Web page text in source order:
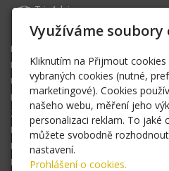
TripAdvisor
U dvojice s.r.o. zapsaná v OR
Domů
Nabízíme
Ubytování
Restaurace
Z okolí
Rychlý kontakt
Pro cyklisty
Napsali o nás
Využíváme soubory
Kliknutím na Přijmout
vybraných cookies (nutné,
marketingové). Cookies
našeho webu, měření jeho
personalizaci reklam. To jaké
můžete svobodně
nastavení.
Prohlášení o cookies.